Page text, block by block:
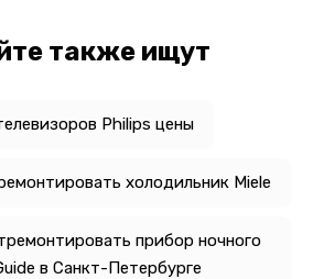
также ищут
Philips цены
холодильник Miele
прибор ночного
в Санкт-Петербурге